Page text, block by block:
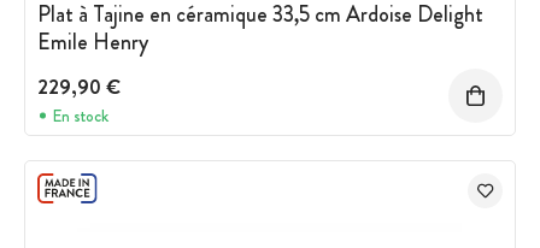
Plat à Tajine en céramique 33,5 cm Ardoise Delight
Emile Henry
229,90 €
En stock